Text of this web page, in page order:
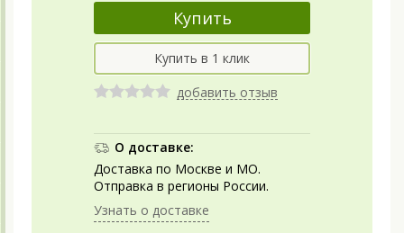
добавить отзыв
О доставке:
Доставка по Москве и МО.
Отправка в регионы России.
Узнать о доставке